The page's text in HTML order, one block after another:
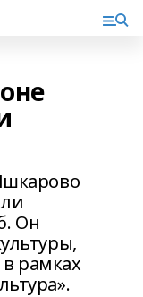
Он
рамках